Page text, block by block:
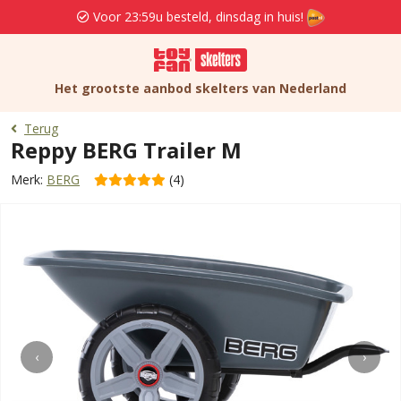
Voor 23:59u besteld, dinsdag in huis!
Het grootste aanbod skelters van Nederland
Terug
Reppy BERG Trailer M
Merk: BERG (4)
‹ ›